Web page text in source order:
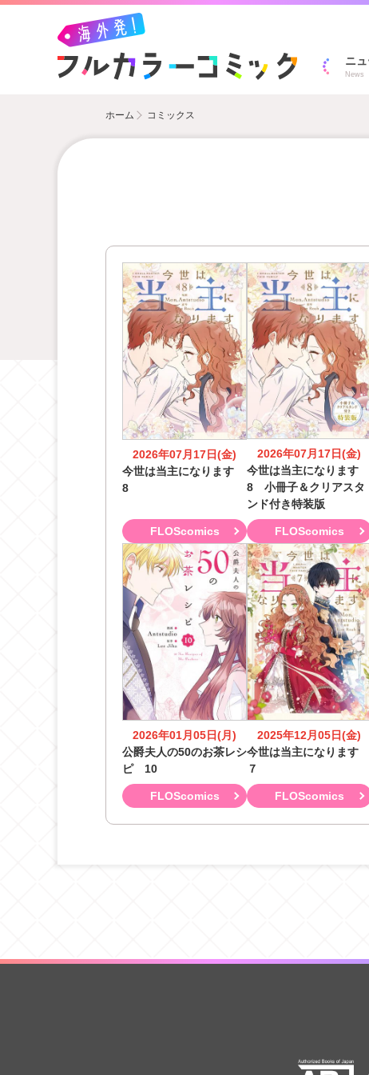
ニ
News
ホーム コミックス
2026年07月17日(金)
今世は当主になります
8
FLOScomics
2026年07月17日(金)
今世は当主になります
8 小冊子＆クリアスタ
ンド付き特装版
FLOScomics
2026年01月05日(月)
公爵夫人の50のお茶レシ
ピ 10
FLOScomics
2025年12月05日(金)
今世は当主になります
７
FLOScomics